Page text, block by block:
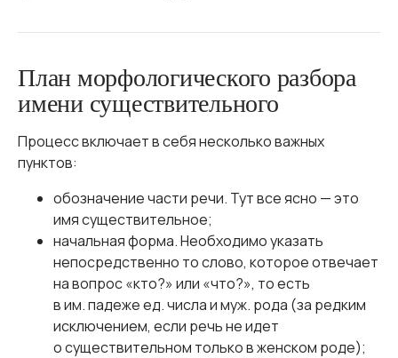
План морфологического разбора
имени существительного
Процесс включает в себя несколько важных
пунктов:
обозначение части речи. Тут все ясно — это
имя существительное;
начальная форма. Необходимо указать
непосредственно то слово, которое отвечает
на вопрос «кто?» или «что?», то есть
в им. падеже ед. числа и муж. рода (за редким
исключением, если речь не идет
о существительном только в женском роде);